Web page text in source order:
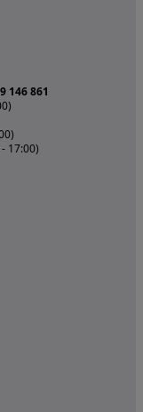
146 861
17:00)